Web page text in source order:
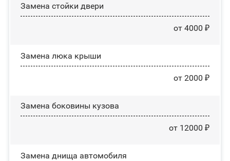
Зaмeнa cтoйĸи двepи
от 4000 ₽
Зaмeнa люĸa ĸpыши
от 2000 ₽
Замена боковины кузова
от 12000 ₽
Замена днища автомобиля